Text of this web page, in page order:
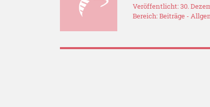
Veröffentlicht: 30.
Bereich:Beiträge -